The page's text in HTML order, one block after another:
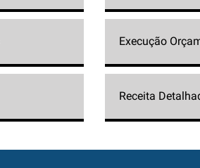
Execução
Receita